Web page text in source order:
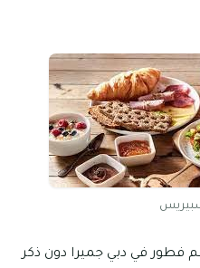
فطور في دبي جميرا دون ذكر